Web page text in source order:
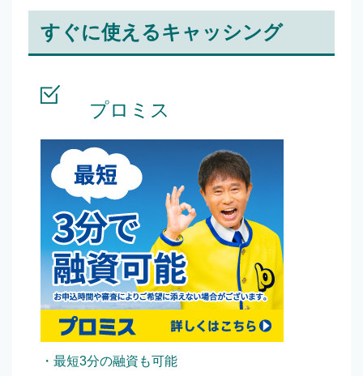
すぐに使えるキャッシング
プロミス
・最短3分の融資も可能